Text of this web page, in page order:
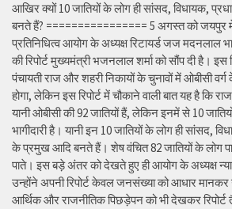
आखिर क्यों 10 जातियों के लोग ही सांसद, विधायक,
बनते हैं? ================ 5 अगस्त को जयपुर में
प्रतिनिधित्व आयोग के अध्यक्ष रिटायर्ड जज मदनलाल
की रिपोर्ट मुख्यमंत्री भजनलाल शर्मा को सौंप दी है। इस
पंचायती राज और शहरी निकायों के चुनावों में ओबीसी
होगा, लेकिन इस रिपोर्ट में चौकाने वाली बात यह है कि
यानी ओबीसी की 92 जातियों हैं, लेकिन इनमें से 10
भागीदारी है। यानी इन 10 जातियों के लोग ही सांसद,
के प्रमुख आदि बनते हैं। शेष वंचित 82 जातियों के लोग
पाते। इस बड़े अंतर को देखते हुए ही आयोग के अध्यक्ष
उन्होंने अपनी रिपोर्ट केवल जनसंख्या को आधार मानकर
आर्थिक और राजनीतिक पिछड़ेपन को भी देखकर